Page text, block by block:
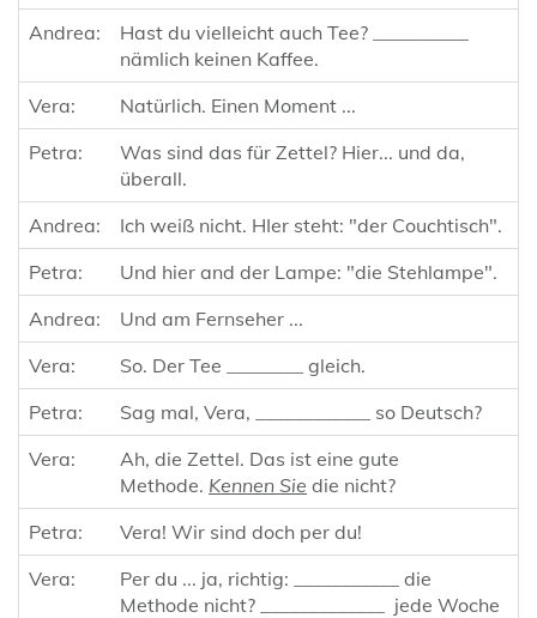
Andrea:
Hast du vielleicht auch Tee? __________
nämlich keinen Kaffee.
Vera:
Natürlich. Einen Moment ...
Petra:
Was sind das für Zettel? Hier... und da,
überall.
Andrea:
Ich weiß nicht. HIer steht: "der Couchtisch".
Petra:
Und hier and der Lampe: "die Stehlampe".
Andrea:
Und am Fernseher ...
Vera:
So. Der Tee ________ gleich.
Petra:
Sag mal, Vera, ____________ so Deutsch?
Vera:
Ah, die Zettel. Das ist eine gute
Methode. Kennen Sie die nicht?
Petra:
Vera! Wir sind doch per du!
Vera:
Per du ... ja, richtig: ___________ die
Methode nicht? _____________ jede Woche